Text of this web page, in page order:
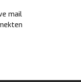
mail